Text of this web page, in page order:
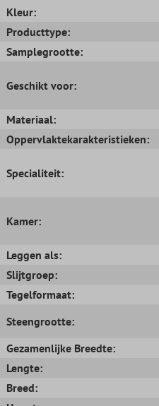
Kleur:
Producttype:
Samplegrootte:
Geschikt voor:
Materiaal:
Oppervlaktekarakteristieken:
Specialiteit:
Kamer:
Leggen als:
Slijtgroep:
Tegelformaat:
Steengrootte:
Gezamenlijke Breedte:
Lengte:
Breed: